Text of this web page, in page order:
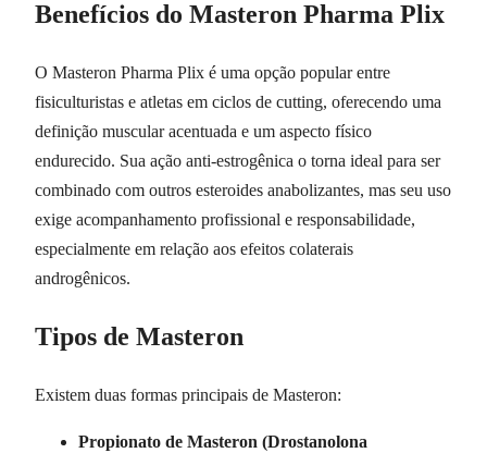
Benefícios do Masteron Pharma Plix
O Masteron Pharma Plix é uma opção popular entre
fisiculturistas e atletas em ciclos de cutting, oferecendo uma
definição muscular acentuada e um aspecto físico
endurecido. Sua ação anti-estrogênica o torna ideal para ser
combinado com outros esteroides anabolizantes, mas seu uso
exige acompanhamento profissional e responsabilidade,
especialmente em relação aos efeitos colaterais
androgênicos.
Tipos de Masteron
Existem duas formas principais de Masteron:
Propionato de Masteron (Drostanolona